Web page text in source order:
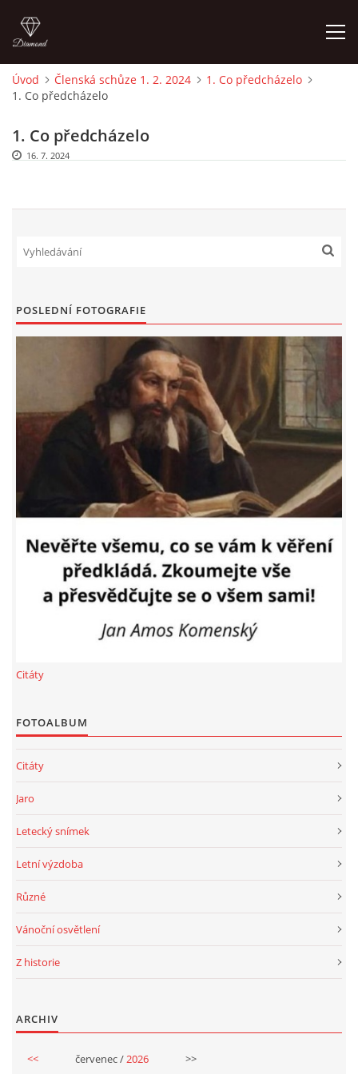
ÚVOD
AKTUALITY
FINANCOVÁNÍ VÝSTAVBY
PROHLÁŠENÍ VLASTNÍKA 2023
DOMOVNÍ SCHŮZE DNE 13. 5. 2024 - VIDEO
ČLENSKÁ SCHŮZE 1. 2. 2024
SITUACE S G, GS
KDO JE KDO?
JEDNÁNÍ SE SMZ O PŘEVODU MAJETKOVÝCH PODÍLÚ
HISTORIE BD
ZASTUPITELSTVO
SPOLEK SPRAVEDLNOST PRO BYTOVÁ DRUŽSTVA
ČLÁNKY Z NOVIN
Úvod Členská schůze 1. 2. 2024
1. Co předcházelo
1. Co předcházelo
1. Co předcházelo
16. 7. 2024
POSLEDNÍ FOTOGRAFIE
Citáty
FOTOALBUM
Citáty
Jaro
Letecký snímek
Letní výzdoba
Různé
Vánoční osvětlení
Z historie
ARCHIV
<< červenec /2026 >>